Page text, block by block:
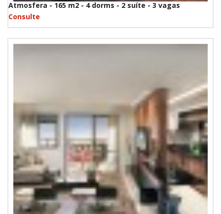
Atmosfera - 165 m2 - 4 dorms - 2 suíte - 3 vagas
Consulte